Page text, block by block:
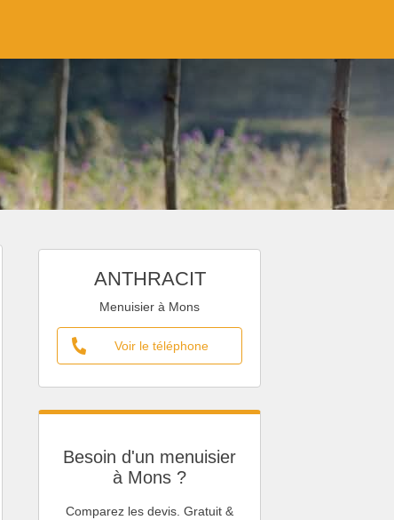
ANTHRACIT
Menuisier à Mons
Voir le téléphone
Besoin d'un menuisier
à Mons ?
Comparez les devis. Gratuit &